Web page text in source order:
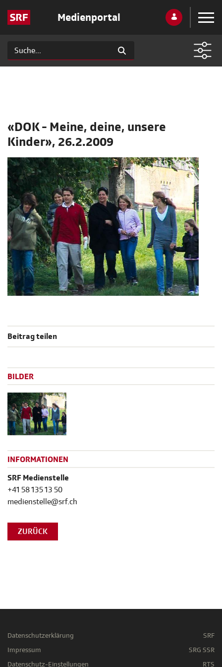
Medienportal
«DOK - Meine, deine, unsere
Kinder», 26.2.2009
Beitrag teilen
BILDER
INFORMATIONEN
SRF Medienstelle
+41 58 135 13 50
medienstelle@srf.ch
ZURÜCK
Datenschutzerklärung
Impressum
Datenschutz-Einstellungen
SRF
SRG SSR
RTS